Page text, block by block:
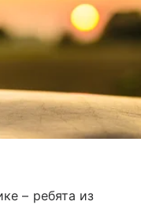
– ребята из